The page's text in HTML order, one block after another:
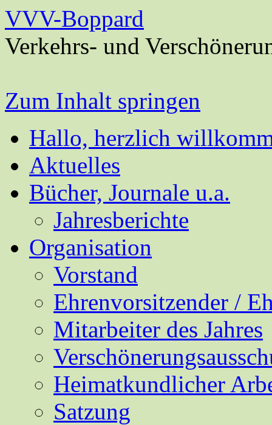
VVV-Boppard
Verkehrs- und
Zum Inhalt springen
Hallo, herzlich
Aktuelles
Bücher, Journale u.a.
Jahresberichte
Organisation
Vorstand
Ehrenvorsitzender /
Mitarbeiter des Jahres
Heimatkundlicher
Satzung